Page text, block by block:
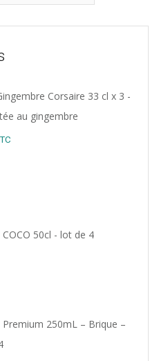
Corsaire 33 cl x 3 -
au gingembre
COCO 50cl - lot de 4
250mL – Brique –